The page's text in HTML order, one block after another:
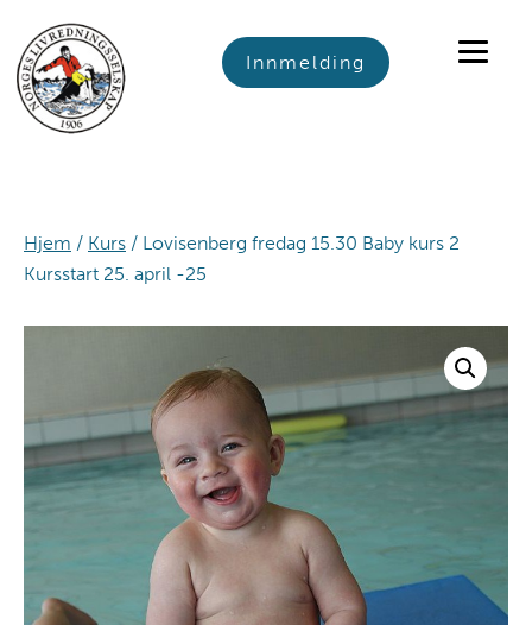
primary
navigation
main
content
footer
Innmelding
Hjem / Kurs / Lovisenberg fredag 15.30 Baby kurs 2
Kursstart 25. april -25